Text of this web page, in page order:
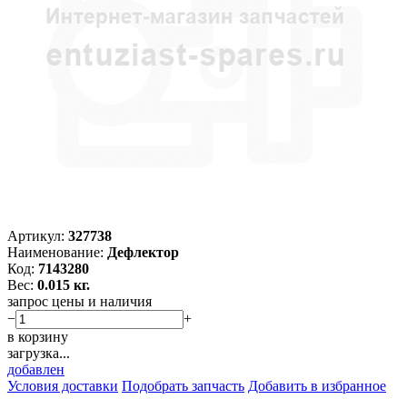
Артикул: 327738
Наименование: Дефлектор
Код: 7143280
Вес: 0.015 кг.
запрос цены и наличия
−
+
в корзину
загрузка...
добавлен
Условия доставки Подобрать запчасть Добавить в избранное